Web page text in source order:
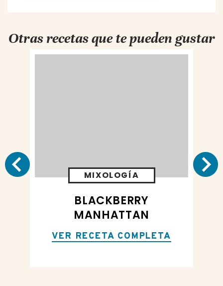
Otras recetas que te pueden gustar
MIXOLOGÍA
BLACKBERRY
MANHATTAN
VER RECETA COMPLETA